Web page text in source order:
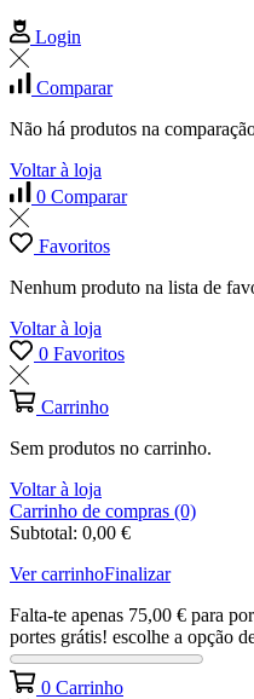
Login
Comparar
Não há produtos na
Voltar à loja
0 Comparar
Favoritos
Nenhum produto na lista de
Voltar à loja
0 Favoritos
Carrinho
Sem produtos no carrinho.
Voltar à loja
Carrinho de compras (0)
Subtotal: 0,00 €
Ver carrinhoFinalizar
Falta-te apenas 75,00 € para
portes grátis! escolhe a opção
0 Carrinho